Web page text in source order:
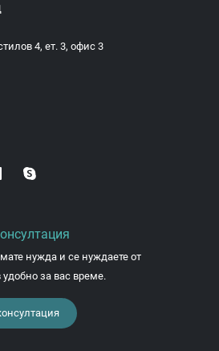
4, ет. 3, офис 3
нужда и се нуждаете от
удобно за вас време.